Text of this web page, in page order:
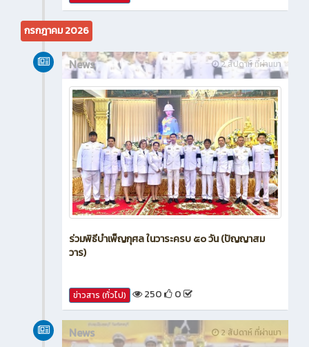
647 0
กรกฎาคม 2026
2 สัปดาห์ ที่ผ่านมา
News
ร่วมพิธีบำเพ็ญกุศล ในวาระครบ ๕๐ วัน (ปัญญาสม
250 0